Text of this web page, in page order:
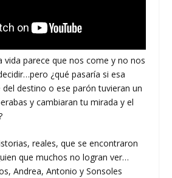
vida parece que nos come y no nos
¿qué pasaría si esa
destino o ese parón tuvieran un
y cambiaran tu mirada y el
reales, que se encontraron
que muchos no logran ver…
Andrea, Antonio y Sonsoles